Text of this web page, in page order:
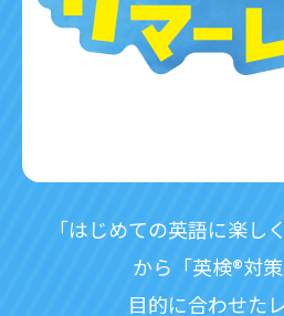
「はじめての英語に楽し
から「英検®対策
目的に合わせた